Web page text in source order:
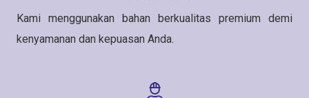
Kami menggunakan bahan berkualitas premium demi
kenyamanan dan kepuasan Anda.